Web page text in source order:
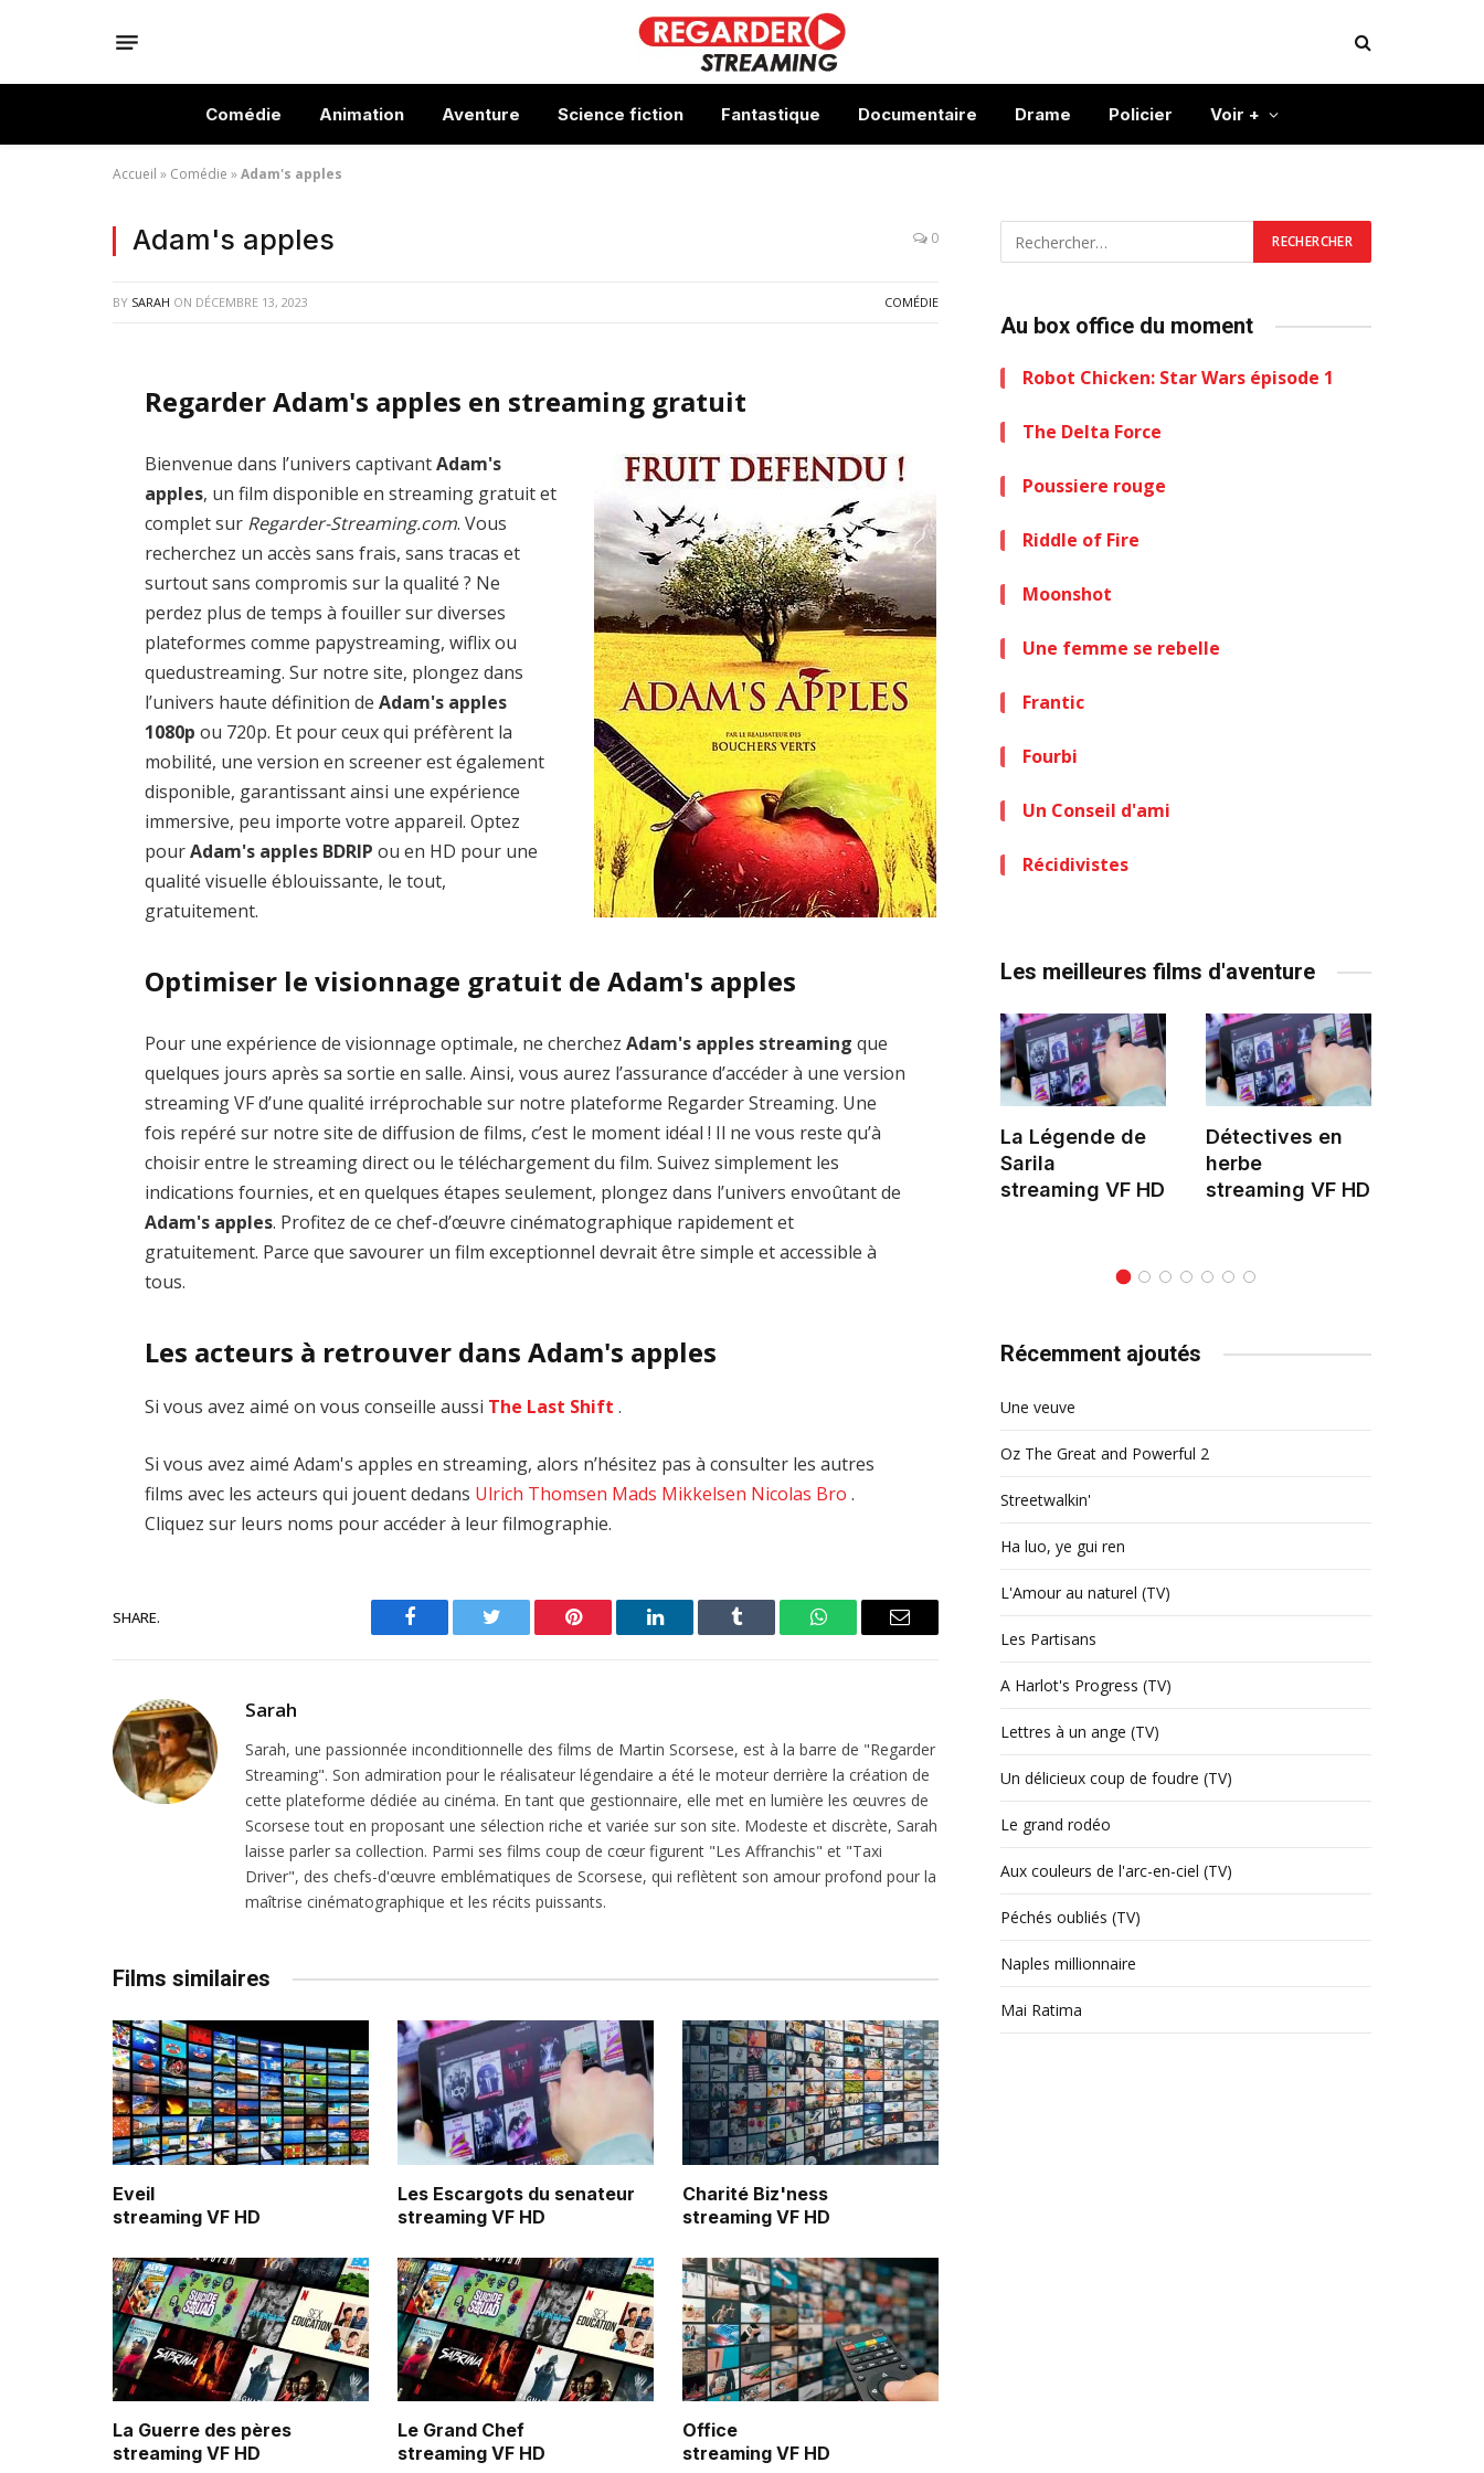
Comédie Animation Aventure Science fiction Fantastique Documentaire Drame Policier Voir +
Accueil » Comédie »Adam's apples
Adam's apples 0
BY SARAH ON DÉCEMBRE 13, 2023 COMÉDIE
Regarder Adam's apples en streaming gratuit
Bienvenue dans l’univers captivantAdam's
apples, un film disponible en streaming gratuit et
complet sur Regarder-Streaming.com. Vous
recherchez un accès sans frais, sans tracas et
surtout sans compromis sur la qualité ? Ne
perdez plus de temps à fouiller sur diverses
plateformes comme papystreaming, wiflix ou
quedustreaming. Sur notre site, plongez dans
l’univers haute définition deAdam's apples
1080p ou 720p. Et pour ceux qui préfèrent la
mobilité, une version en screener est également
disponible, garantissant ainsi une expérience
immersive, peu importe votre appareil. Optez
pourAdam's apples BDRIP ou en HD pour une
qualité visuelle éblouissante, le tout,
gratuitement.
Optimiser le visionnage gratuit de Adam's apples
Pour une expérience de visionnage optimale, ne cherchezAdam's apples streaming que
quelques jours après sa sortie en salle. Ainsi, vous aurez l’assurance d’accéder à une version
streaming VF d’une qualité irréprochable sur notre plateforme Regarder Streaming. Une
fois repéré sur notre site de diffusion de films, c’est le moment idéal ! Il ne vous reste qu’à
choisir entre le streaming direct ou le téléchargement du film. Suivez simplement les
indications fournies, et en quelques étapes seulement, plongez dans l’univers envoûtant de
Adam's apples. Profitez de ce chef-d’œuvre cinématographique rapidement et
gratuitement. Parce que savourer un film exceptionnel devrait être simple et accessible à
tous.
Les acteurs à retrouver dans Adam's apples
Si vous avez aimé on vous conseille aussi The Last Shift .
Si vous avez aimé Adam's apples en streaming, alors n’hésitez pas à consulter les autres
films avec les acteurs qui jouent dedans Ulrich Thomsen Mads Mikkelsen Nicolas Bro .
Cliquez sur leurs noms pour accéder à leur filmographie.
SHARE.
Facebook Twitter Pinterest LinkedIn Tumblr WhatsAppEmail
Sarah
Sarah, une passionnée inconditionnelle des films de Martin Scorsese, est à la barre de "Regarder
Streaming". Son admiration pour le réalisateur légendaire a été le moteur derrière la création de
cette plateforme dédiée au cinéma. En tant que gestionnaire, elle met en lumière les œuvres de
Scorsese tout en proposant une sélection riche et variée sur son site. Modeste et discrète, Sarah
laisse parler sa collection. Parmi ses films coup de cœur figurent "Les Affranchis" et "Taxi
Driver", des chefs-d'œuvre emblématiques de Scorsese, qui reflètent son amour profond pour la
maîtrise cinématographique et les récits puissants.
Films similaires
Eveil
streaming VF HD
Les Escargots du senateur
streaming VF HD
Charité Biz'ness
streaming VF HD
La Guerre des pères
streaming VF HD
Le Grand Chef
streaming VF HD
Office
streaming VF HD
Au box office du moment
Robot Chicken: Star Wars épisode 1
The Delta Force
Poussiere rouge
Riddle of Fire
Moonshot
Une femme se rebelle
Frantic
Fourbi
Un Conseil d'ami
Récidivistes
Les meilleures films d'aventure
Zenon: Girl of
the 21st Century
streaming VF HD
La Légende des
1000 dragons
streaming VF HD
La Légende de
Sarila
streaming VF HD
Détectives en
herbe
streaming VF HD
Récemment ajoutés
Une veuve
Oz The Great and Powerful 2
Streetwalkin'
Ha luo, ye gui ren
L'Amour au naturel (TV)
Les Partisans
A Harlot's Progress (TV)
Lettres à un ange (TV)
Un délicieux coup de foudre (TV)
Le grand rodéo
Aux couleurs de l'arc-en-ciel (TV)
Péchés oubliés (TV)
Naples millionnaire
Mai Ratima